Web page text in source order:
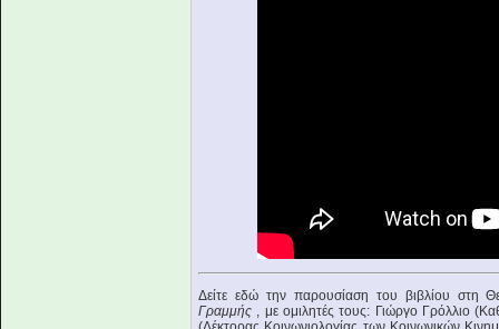
Δείτε εδώ την παρουσίαση του βιβλίου στη
Γραμμής , με ομιλητές τους: Γιώργο Γρόλλιο